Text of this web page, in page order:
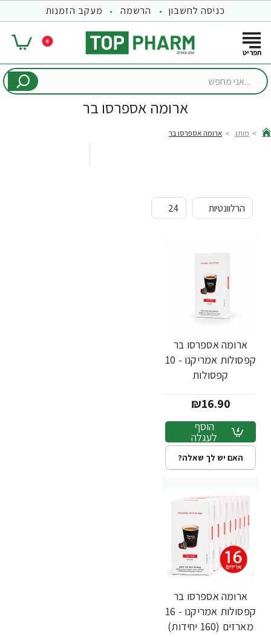
כניסה לחשבון הרשמה מעקב הזמנות
0
...אני
ארומה אספרסו בר
מותג ארומה אספרסו בר
חדש
ארומה אספרסו בר
קפסולות אמריקנו - 10
קפסולות
₪16.90
הוסף
לעגלה
האם יש לך שאלה?
חדש
-10%
ארומה אספרסו בר
קפסולות אמריקנו - 16
מארזים (160 יחידות)